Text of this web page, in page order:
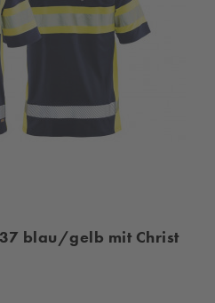
blau/gelb mit Christ